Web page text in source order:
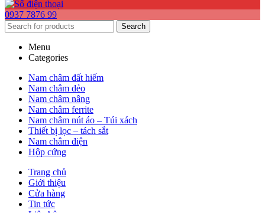
0937 7876 99
Search
Menu
Categories
Nam châm đất hiếm
Nam châm dẻo
Nam châm nâng
Nam châm ferrite
Nam châm nút áo – Túi xách
Thiết bị lọc – tách sắt
Nam châm điện
Hộp cứng
Trang chủ
Giới thiệu
Cửa hàng
Tin tức